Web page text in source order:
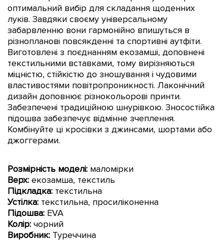
оптимальний вибір для складання щоденних
луків. Завдяки своєму універсальному
забарвленню вони гармонійно впишуться в
різнопланові повсякденні та спортивні аутфіти.
Виготовлені з поєднанням екозамші, доповнені
текстильними вставками, тому вирізняються
міцністю, стійкістю до зношування і чудовими
властивостями повітропроникності. Лаконічний
дизайн доповнює різнокольорові принти.
Забезпечені традиційною шнурівкою. Зносостійка
підошва забезпечує відмінне зчеплення.
Комбінуйте ці кросівки з джинсами, шортами або
джоггерами.
Розмірність моделі: маломірки
Верх: екозамша, текстиль
Підкладка: текстильна
Устілка: текстильна, просиліконенна
Підошва: EVA
Колір: чорний
Виробник: Туреччина